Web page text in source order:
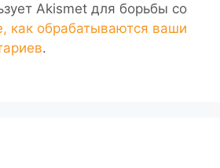
Akismet для борьбы со
как обрабатываются ваши
.